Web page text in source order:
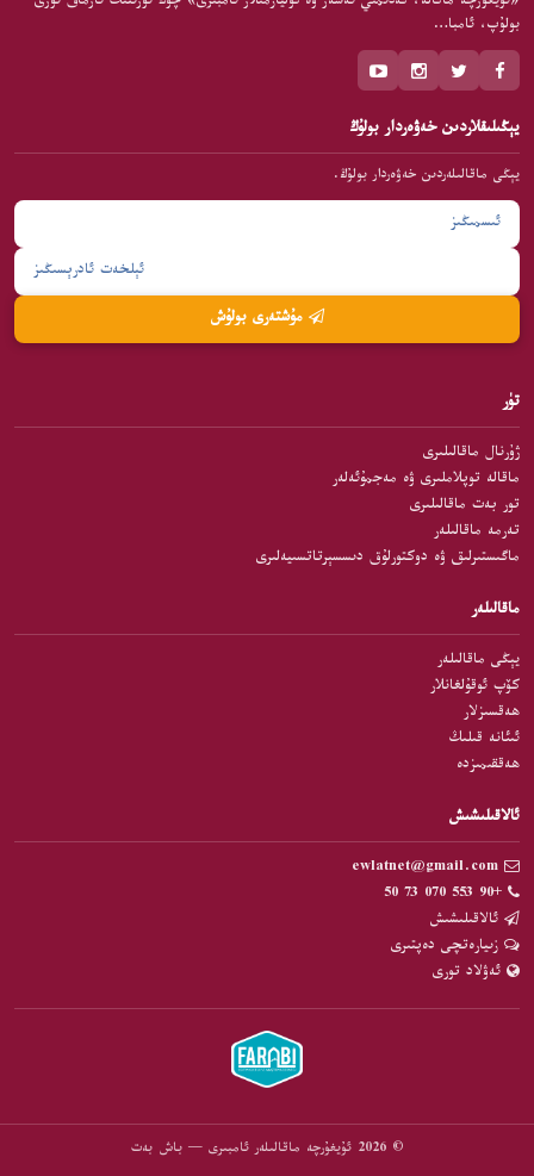
بولۇپ، ئامبا…
يېڭىلىقلاردىن خەۋەردار بولۇڭ
يېڭى ماقالىلەردىن خەۋەردار بولۇڭ.
تۈر
ژۇرنال ماقالىلىرى
ماقالە توپلاملىرى ۋە مەجمۇئەلەر
تور بەت ماقالىلىرى
تەرمە ماقالىلەر
ماگىستىرلىق ۋە دوكتورلۇق دىسسېرتاتسىيەلىرى
ماقالىلەر
يېڭى ماقالىلەر
كۆپ ئوقۇلغانلار
ھەقسىزلار
ئىئانە قىلىڭ
ھەققىمىزدە
ئالاقىلىشىش
+90 553 070 73 50
ئالاقىلىشىش
زىيارەتچى دەپتىرى
ئەۋلاد تورى
© 2026 ئۇيغۇرچە ماقالىلەر ئامبىرى — باش بەت